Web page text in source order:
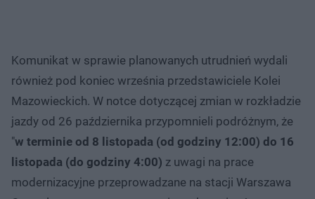
Komunikat w sprawie planowanych utrudnień wydali
również pod koniec września przedstawiciele Kolei
Mazowieckich. W notce dotyczącej zmian w rozkładzie
jazdy od 26 października przypomnieli podróżnym, że
"w terminie od 8 listopada (od godziny 12:00) do 16
listopada (do godziny 4:00) z uwagi na prace
modernizacyjne przeprowadzane na stacji Warszawa